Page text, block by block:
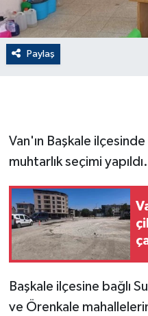
Paylaş
Van'ın Başkale
muhtarlık seçimi yapıldı.
Başkale ilçesine bağlı
ve Örenkale
EĞİTİM
EKONOMİ
Gayrimenkul
GENEL
GÜNDEM
Güvenlik